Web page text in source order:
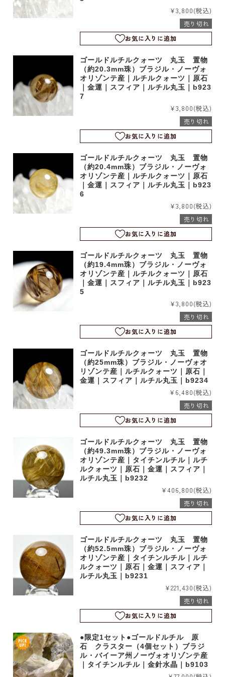
¥3,800(税込)
売り切れ
お気に入りに追加
ゴールドルチルクォーツ 丸玉 置物
（約20.3mm珠）ブラジル・ノーヴォ
オリゾンテ産｜ルチルクォーツ｜原石
｜金運｜スフィア｜ルチル丸玉｜b923
7
¥3,800(税込)
売り切れ
お気に入りに追加
ゴールドルチルクォーツ 丸玉 置物
（約20.4mm珠）ブラジル・ノーヴォ
オリゾンテ産｜ルチルクォーツ｜原石
｜金運｜スフィア｜ルチル丸玉｜b923
6
¥3,800(税込)
売り切れ
お気に入りに追加
ゴールドルチルクォーツ 丸玉 置物
（約19.4mm珠）ブラジル・ノーヴォ
オリゾンテ産｜ルチルクォーツ｜原石
｜金運｜スフィア｜ルチル丸玉｜b923
5
¥3,800(税込)
売り切れ
お気に入りに追加
ゴールドルチルクォーツ 丸玉 置物
（約25mm珠）ブラジル・ノーヴォオ
リゾンテ産｜ルチルクォーツ｜原石｜
金運｜スフィア｜ルチル丸玉｜b9234
¥6,480(税込)
売り切れ
お気に入りに追加
ゴールドルチルクォーツ 丸玉 置物
（約49.3mm珠）ブラジル・ノーヴォ
オリゾンテ産｜タイチンルチル｜ルチ
ルクォーツ｜原石｜金運｜スフィア｜
ルチル丸玉｜b9232
¥406,800(税込)
売り切れ
お気に入りに追加
ゴールドルチルクォーツ 丸玉 置物
（約52.5mm珠）ブラジル・ノーヴォ
オリゾンテ産｜タイチンルチル｜ルチ
ルクォーツ｜原石｜金運｜スフィア｜
ルチル丸玉｜b9231
¥221,430(税込)
売り切れ
お気に入りに追加
●限定1セット●ゴールドルチル 原
石 クラスター（4個セット）ブラジ
ル・バイーア州ノーヴォオリゾンテ産
｜タイチンルチル｜金針水晶｜b9103